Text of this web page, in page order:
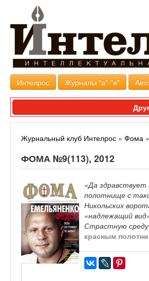
Интелрос Журналы "а"-"я"
Журнальный клуб Интелрос » Фома »
ФОМА №9(113), 2012
«Да здравствует
полотнище с
Никольских
«надлежащий
Страстную
красным